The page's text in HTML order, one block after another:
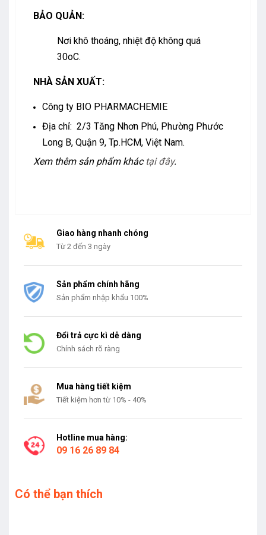
BẢO QUẢN :
Nơi khô thoáng, nhiệt độ không quá
30oC.
NHÀ SẢN XUẤT:
Công ty BIO PHARMACHEMIE
Địa chỉ: 2/3 Tăng Nhơn Phú, Phường Phước
Long B, Quận 9, Tp.HCM, Việt Nam.
Xem thêm sản phẩm khác tại đây.
Giao hàng nhanh chóng
Từ 2 đến 3 ngày
Sản phẩm chính hãng
Sản phẩm nhập khẩu 100%
Đổi trả cực kì dễ dàng
Chính sách rõ ràng
Mua hàng tiết kiệm
Tiết kiệm hơn từ 10% - 40%
Hotline mua hàng:
09 16 26 89 84
Có thể bạn thích